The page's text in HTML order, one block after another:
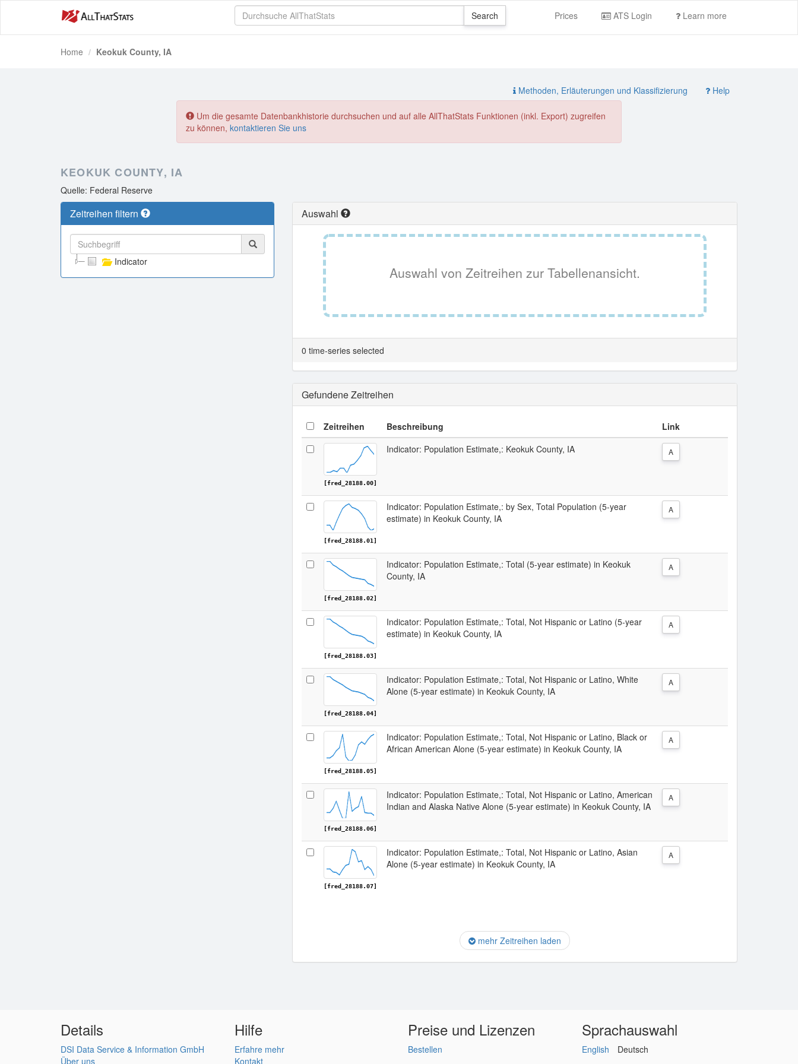
Prices ATS Login Learn more
Home Keokuk County, IA
Methoden, Erläuterungen und Klassifizierung Help
Um die gesamte Datenbankhistorie durchsuchen und auf alle AllThatStats Funktionen (inkl. Export) zugreifen
zu können, kontaktieren Sie uns
KEOKUK COUNTY, IA
Quelle: Federal Reserve
Zeitreihen filtern
Indicator
Auswahl
Auswahl von Zeitreihen zur Tabellenansicht.
0 time-series selected
Gefundene Zeitreihen
Zeitreihen Beschreibung Link
[fred_28188.00]
Indicator: Population Estimate,: Keokuk County, IA A
[fred_28188.01]
Indicator: Population Estimate,: by Sex, Total Population (5-year
estimate) in Keokuk County, IA
A
[fred_28188.02]
Indicator: Population Estimate,: Total (5-year estimate) in Keokuk
County, IA
A
[fred_28188.03]
Indicator: Population Estimate,: Total, Not Hispanic or Latino (5-year
estimate) in Keokuk County, IA
A
[fred_28188.04]
Indicator: Population Estimate,: Total, Not Hispanic or Latino, White
Alone (5-year estimate) in Keokuk County, IA
A
[fred_28188.05]
Indicator: Population Estimate,: Total, Not Hispanic or Latino, Black or
African American Alone (5-year estimate) in Keokuk County, IA
A
[fred_28188.06]
Indicator: Population Estimate,: Total, Not Hispanic or Latino, American
Indian and Alaska Native Alone (5-year estimate) in Keokuk County, IA
A
[fred_28188.07]
Indicator: Population Estimate,: Total, Not Hispanic or Latino, Asian
Alone (5-year estimate) in Keokuk County, IA
A
mehr Zeitreihen laden
Details
DSI Data Service & Information GmbH
Über uns
Hilfe
Erfahre mehr
Kontakt
Preise und Lizenzen
Bestellen
Sprachauswahl
English Deutsch